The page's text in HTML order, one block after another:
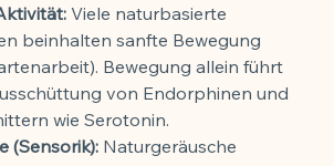
Viele naturbasierte
beinhalten sanfte Bewegung
Bewegung allein führt
von Endorphinen und
wie Serotonin.
(Sensorik): Naturgeräusche